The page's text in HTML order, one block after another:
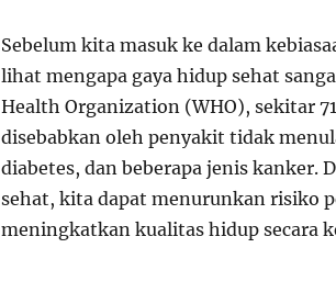
Sebelum kita masuk ke dalam
lihat mengapa gaya hidup sehat
Health Organization (WHO), sekitar
disebabkan oleh penyakit tidak
diabetes, dan beberapa jenis kanker.
sehat, kita dapat menurunkan risiko
meningkatkan kualitas hidup secara